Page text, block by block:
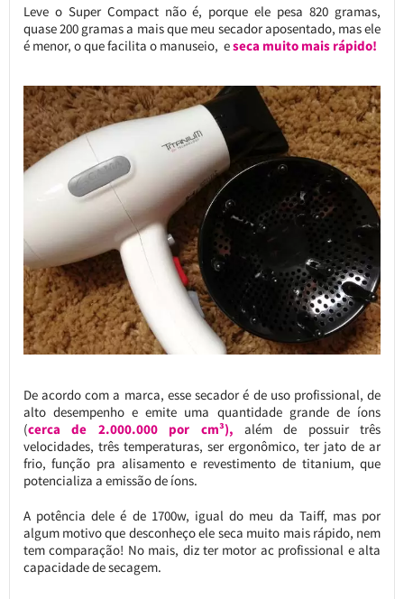
Leve o Super Compact não é, porque ele pesa 820 gramas,
quase 200 gramas a mais que meu secador aposentado, mas ele
é menor, o que facilita o manuseio, eseca muito mais rápido!
De acordo com a marca, esse secador é de uso profissional, de
alto desempenho e emite uma quantidade grande de íons
(cerca de 2.000.000 por cm³), além de possuir três
velocidades, três temperaturas, ser ergonômico, ter jato de ar
frio, função pra alisamento e revestimento de titanium, que
potencializa a emissão de íons.
A potência dele é de 1700w, igual do meu da Taiff, mas por
algum motivo que desconheço ele seca muito mais rápido, nem
tem comparação! No mais, diz ter motor ac profissional e alta
capacidade de secagem.